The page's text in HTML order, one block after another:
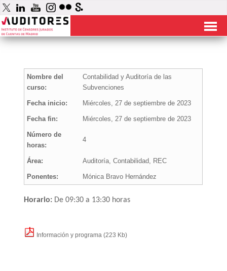
Nombre del
curso:
Contabilidad y Auditoría de las
Subvenciones
Fecha inicio: Miércoles, 27 de septiembre de 2023
Fecha fin: Miércoles, 27 de septiembre de 2023
Número de
horas:
4
Área: Auditoría, Contabilidad, REC
Ponentes: Mónica Bravo Hernández
Horario: De 09:30 a 13:30 horas
Información y programa (223 Kb)